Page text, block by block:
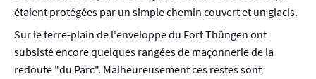
étaient protégées par un simple chemin couvert et un glacis.
Sur le terre-plain de l'enveloppe du Fort Thüngen ont
subsisté encore quelques rangées de maçonnerie de la
redoute "du Parc". Malheureusement ces restes sont